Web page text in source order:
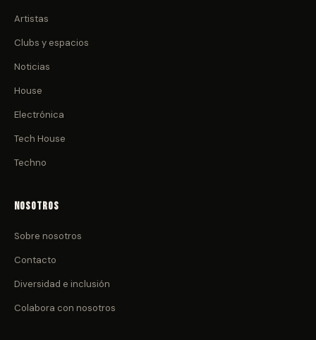
Artistas
Clubs y espacios
Noticias
House
Electrónica
Tech House
Techno
Nosotros
Sobre nosotros
Contacto
Diversidad e inclusión
Colabora con nosotros